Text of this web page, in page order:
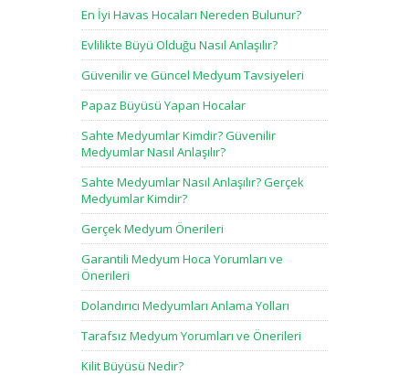
En İyi Havas Hocaları Nereden Bulunur?
Evlilikte Büyü Olduğu Nasıl Anlaşılır?
Güvenilir ve Güncel Medyum Tavsiyeleri
Papaz Büyüsü Yapan Hocalar
Sahte Medyumlar Kimdir? Güvenilir
Medyumlar Nasıl Anlaşılır?
Sahte Medyumlar Nasıl Anlaşılır? Gerçek
Medyumlar Kimdir?
Gerçek Medyum Önerileri
Garantili Medyum Hoca Yorumları ve
Önerileri
Dolandırıcı Medyumları Anlama Yolları
Tarafsız Medyum Yorumları ve Önerileri
Kilit Büyüsü Nedir?